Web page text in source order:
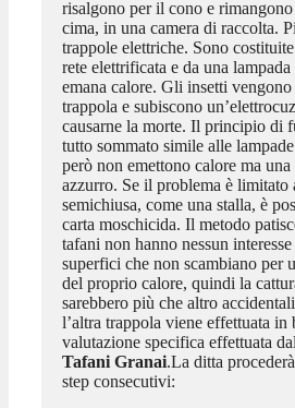
risalgono per il cono e
cima, in una camera di raccolta.
trappole elettriche. Sono
rete elettrificata e da una lampada
emana calore. Gli insetti
trappola e subiscono
causarne la morte. Il principio di
tutto sommato simile alle
però non emettono calore ma
azzurro. Se il problema è limitato
semichiusa, come una stalla, è
carta moschicida. Il metodo
tafani non hanno nessun
superfici che non scambiano per
del proprio calore, quindi la
sarebbero più che altro
l’altra trappola viene effettuata in
valutazione specifica effettuata
Tafani Granai.La ditta
step consecutivi: